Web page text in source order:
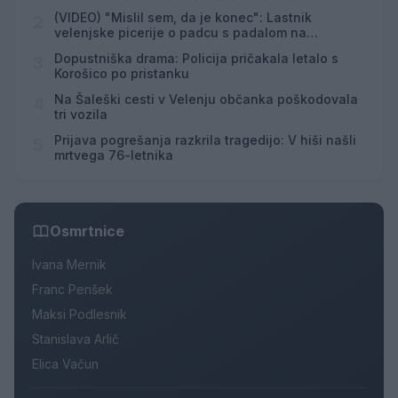
(VIDEO) "Mislil sem, da je konec": Lastnik
velenjske picerije o padcu s padalom na
Dopustniška drama: Policija pričakala letalo s
Korošico po pristanku
Na Šaleški cesti v Velenju občanka poškodovala
tri vozila
Prijava pogrešanja razkrila tragedijo: V hiši našli
mrtvega 76-letnika
Osmrtnice
Ivana Mernik
Franc Penšek
Maksi Podlesnik
Stanislava Arlič
Elica Vačun